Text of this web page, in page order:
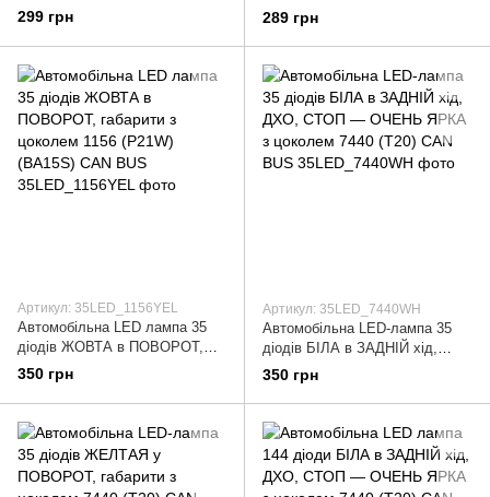
ДХО, СТОП — ОЧЕНЬ ЯРКА з
цоколем 1156 (P21W) (BA15S)
299 грн
габарити з цоколем 1156
(P21W) (BA15S) CAN BUS (НЕТ
289 грн
Артикул: 35LED_1156YEL
Автомобільна LED лампа 35
діодів ЖОВТА в ПОВОРОТ,
габарити з цоколем 1156
(P21W) (BA15S) CAN BUS
350 грн
Артикул: 35LED_7440WH
Автомобільна LED-лампа 35
діодів БІЛА в ЗАДНІЙ хід,
ДХО, СТОП — ОЧЕНЬ ЯРКА з
цоколем 7440 (T20) CAN BUS
350 грн